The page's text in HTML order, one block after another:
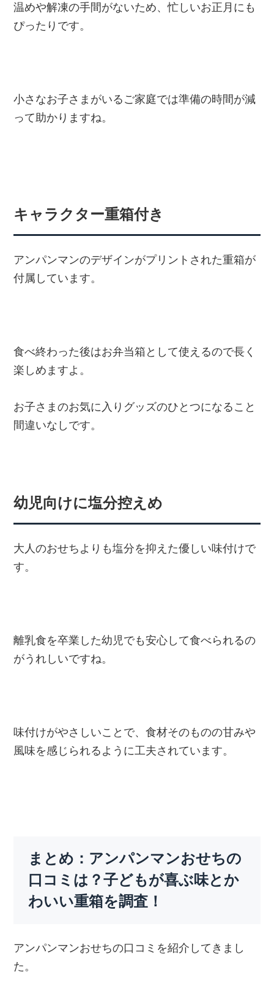
温めや解凍の手間がないため、忙しいお正月にも
ぴったりです。
小さなお子さまがいるご家庭では準備の時間が減
って助かりますね。
キャラクター重箱付き
アンパンマンのデザインがプリントされた重箱が
付属しています。
食べ終わった後はお弁当箱として使えるので長く
楽しめますよ。
お子さまのお気に入りグッズのひとつになること
間違いなしです。
幼児向けに塩分控えめ
大人のおせちよりも塩分を抑えた優しい味付けで
す。
離乳食を卒業した幼児でも安心して食べられるの
がうれしいですね。
味付けがやさしいことで、食材そのものの甘みや
風味を感じられるように工夫されています。
まとめ：アンパンマンおせちの
口コミは？子どもが喜ぶ味とか
わいい重箱を調査！
アンパンマンおせちの口コミを紹介してきまし
た。